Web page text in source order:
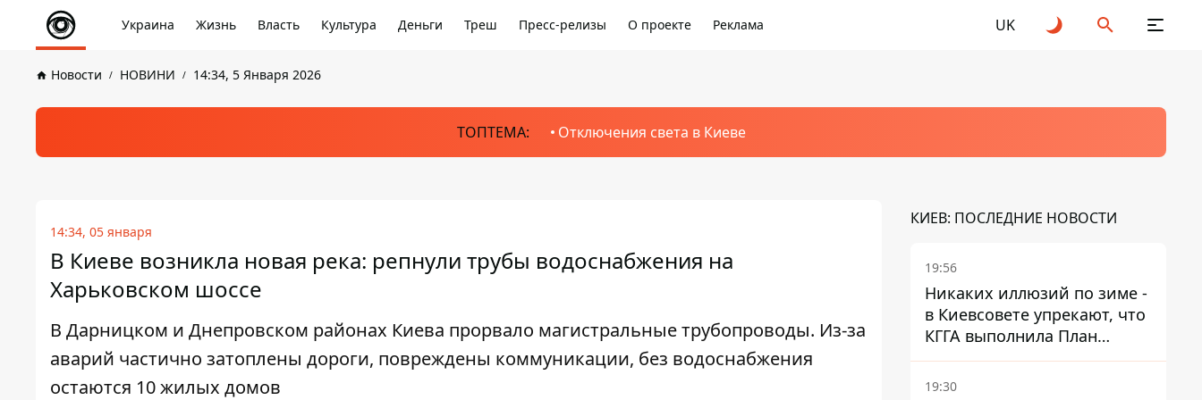
Украина Жизнь Власть Культура Деньги Треш Пресс-релизы О проекте Реклама UK
Новости НОВИНИ 14:34, 5 Января 2026
ТОПТЕМА: Отключения света в Киеве
14:34, 05 января
В Киеве возникла новая река: репнули трубы водоснабжения на
Харьковском шоссе
В Дарницком и Днепровском районах Киева прорвало магистральные трубопроводы. Из-за
аварий частично затоплены дороги, повреждены коммуникации, без водоснабжения
остаются 10 жилых домов
КИЕВ: ПОСЛЕДНИЕ НОВОСТИ
19:56
Никаких иллюзий по зиме -
в Киевсовете упрекают, что
КГГА выполнила План
устойчивости на 20%
19:30